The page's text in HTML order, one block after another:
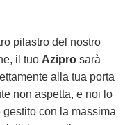
pilastro del nostro
il tuo Azipro sarà
alla tua porta
non aspetta, e noi lo
con la massima